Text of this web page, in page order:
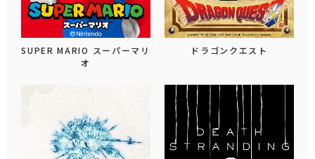
SUPER MARIO スーパーマリ
オ
ドラゴンクエスト